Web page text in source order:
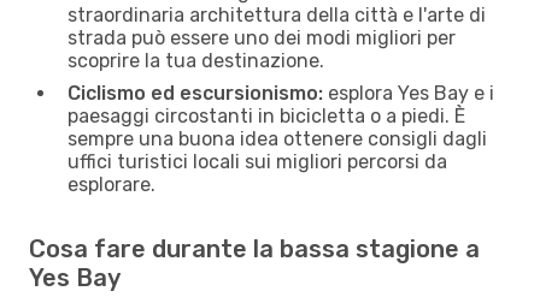
straordinaria architettura della città e l'arte di
strada può essere uno dei modi migliori per
scoprire la tua destinazione.
Ciclismo ed escursionismo: esplora Yes Bay e i
paesaggi circostanti in bicicletta o a piedi. È
sempre una buona idea ottenere consigli dagli
uffici turistici locali sui migliori percorsi da
esplorare.
Cosa fare durante la bassa stagione a
Yes Bay